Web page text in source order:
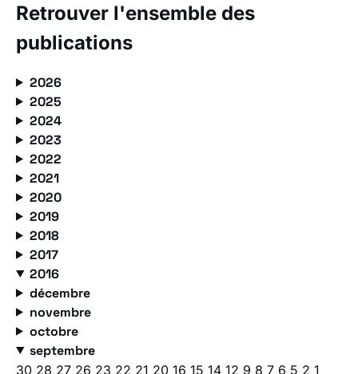
Retrouver l'ensemble des
publications
2026
2025
2024
2023
2022
2021
2020
2019
2018
2017
2016
décembre
novembre
octobre
septembre
30 28 27 26 23 22 21 20 16 15 14 12 9 8 7 6 5 2 1